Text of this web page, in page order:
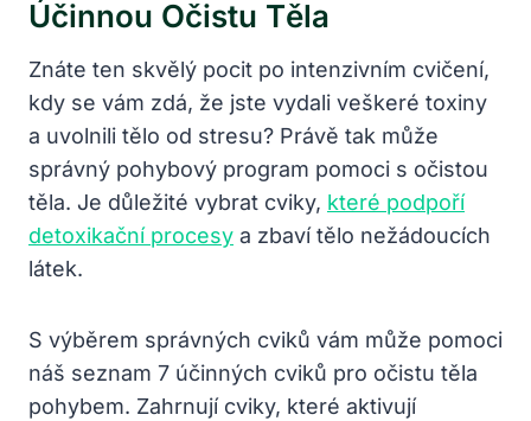
Účinnou Očistu Těla
Znáte ten skvělý pocit po intenzivním cvičení,
kdy se vám zdá, že jste vydali veškeré toxiny
a uvolnili tělo od stresu? Právě tak může
správný pohybový program pomoci s očistou
těla. Je důležité vybrat cviky, které podpoří
detoxikační procesy a zbaví tělo nežádoucích
látek.
S výběrem správných cviků vám může pomoci
náš seznam 7 účinných cviků pro očistu těla
pohybem. Zahrnují cviky, které aktivují